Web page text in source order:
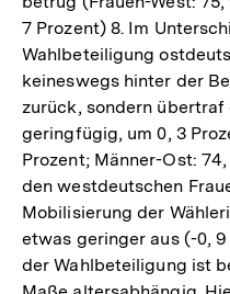
7 Prozent) 8. Im
Wahlbeteiligung
keineswegs hinter der
zurück, sondern übertraf
geringfügig, um 0, 3
Prozent; Männer-Ost:
den westdeutschen
Mobilisierung der
etwas geringer aus (-0,
der Wahlbeteiligung ist